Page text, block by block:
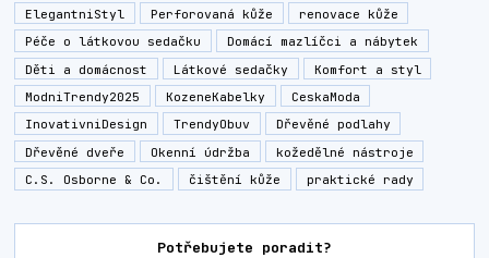
ElegantniStyl
Perforovaná kůže
renovace kůže
Péče o látkovou sedačku
Domácí mazlíčci a nábytek
Děti a domácnost
Látkové sedačky
Komfort a styl
ModniTrendy2025
KozeneKabelky
CeskaModa
InovativniDesign
TrendyObuv
Dřevěné podlahy
Dřevěné dveře
Okenní údržba
kožedělné nástroje
C.S. Osborne & Co.
čištění kůže praktické rady
Potřebujete poradit?